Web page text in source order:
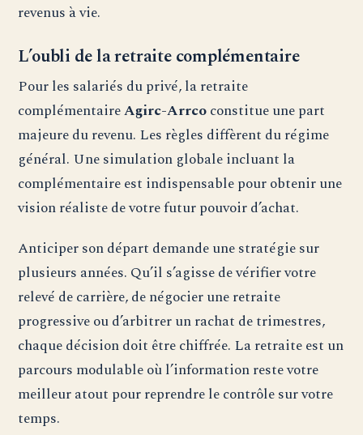
revenus à vie.
L’oubli de la retraite complémentaire
Pour les salariés du privé, la retraite
complémentaireAgirc-Arrcoconstitue une part
majeure du revenu. Les règles diffèrent du régime
général. Une simulation globale incluant la
complémentaire est indispensable pour obtenir une
vision réaliste de votre futur pouvoir d’achat.
Anticiper son départ demande une stratégie sur
plusieurs années. Qu’il s’agisse de vérifier votre
relevé de carrière, de négocier une retraite
progressive ou d’arbitrer un rachat de trimestres,
chaque décision doit être chiffrée. La retraite est un
parcours modulable où l’information reste votre
meilleur atout pour reprendre le contrôle sur votre
temps.